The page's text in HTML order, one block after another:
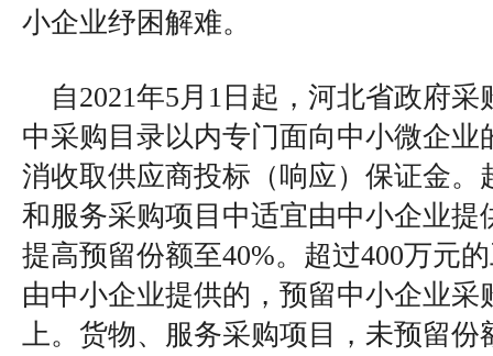
小企业纾困解难。
自2021年5月1日起，河北省政府
中采购目录以内专门面向中小微企业
消收取供应商投标（响应）保证金。
和服务采购项目中适宜由中小企业提
提高预留份额至40%。超过400万元
由中小企业提供的，预留中小企业采
上。货物、服务采购项目，未预留份